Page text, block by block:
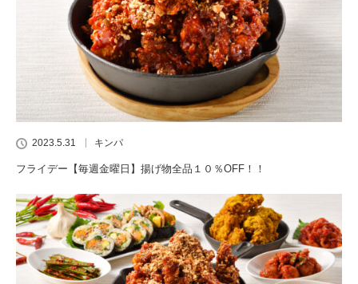
2023.5.31 キンパ
フライデー【毎週金曜日】揚げ物全品１０％OFF！！